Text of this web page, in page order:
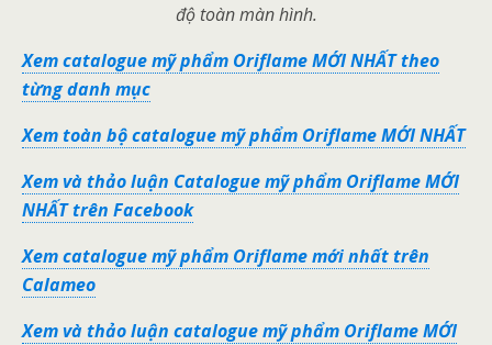
độ toàn màn hình.
Xem catalogue mỹ phẩm Oriflame MỚI NHẤT theo
từng danh mục
Xem toàn bộ catalogue mỹ phẩm Oriflame MỚI NHẤT
Xem và thảo luận Catalogue mỹ phẩm Oriflame MỚI
NHẤT trên Facebook
Xem catalogue mỹ phẩm Oriflame mới nhất trên
Calameo
Xem và thảo luận catalogue mỹ phẩm Oriflame MỚI